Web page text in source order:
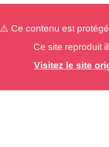
⚠️ Ce contenu est
Ce site reproduit
Visitez le site